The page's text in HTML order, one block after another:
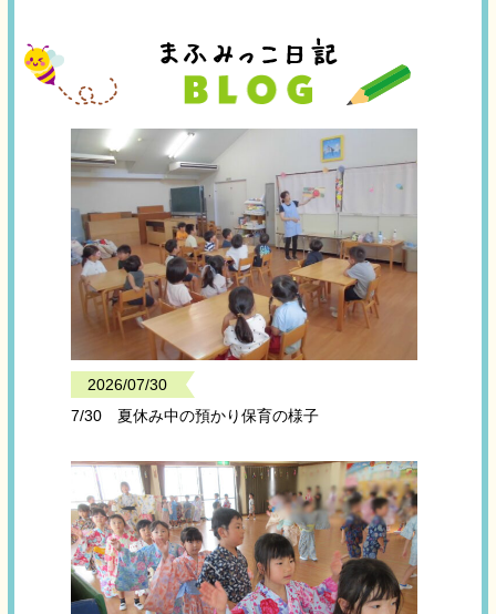
まふみっこ日記
2026/07/30
7/30 夏休み中の預かり保育の様子